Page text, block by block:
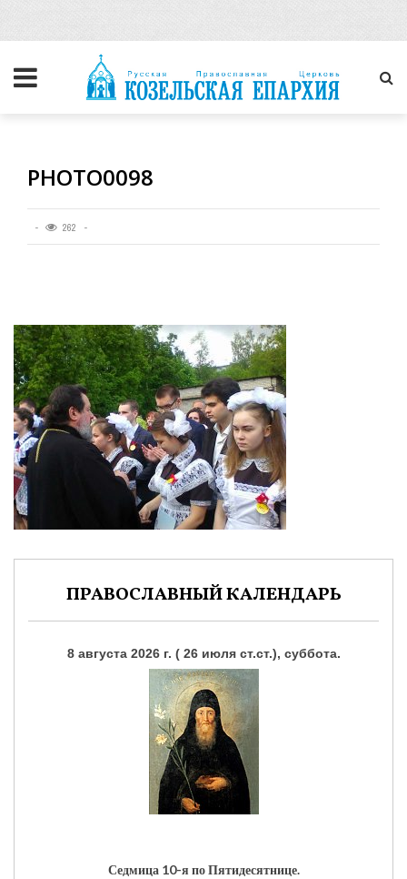
PHOTO0098
262
ПРАВОСЛАВНЫЙ КАЛЕНДАРЬ
8 августа 2026 г. ( 26 июля ст.ст.), суббота.
Седмица 10-я по Пятидесятнице.